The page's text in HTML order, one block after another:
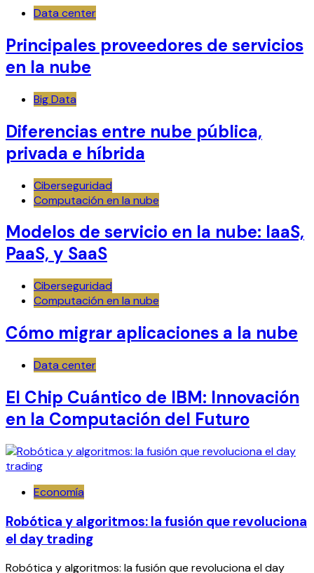
Data center
Principales proveedores de servicios
en la nube
Big Data
Diferencias entre nube pública,
privada e híbrida
Ciberseguridad
Computación en la nube
Modelos de servicio en la nube: IaaS,
PaaS, y SaaS
Ciberseguridad
Computación en la nube
Cómo migrar aplicaciones a la nube
Data center
El Chip Cuántico de IBM: Innovación
en la Computación del Futuro
Economía
Robótica y algoritmos: la fusión que revoluciona
el day trading
Robótica y algoritmos: la fusión que revoluciona el day